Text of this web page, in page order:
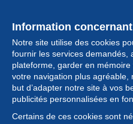
Information
Notre site utilise des cookies
fournir les services demandés,
plateforme, garder en
votre navigation plus agréable,
but d’adapter notre site à vos
publicités personnalisées en
Certains de ces cookies sont
Collection
Actualités